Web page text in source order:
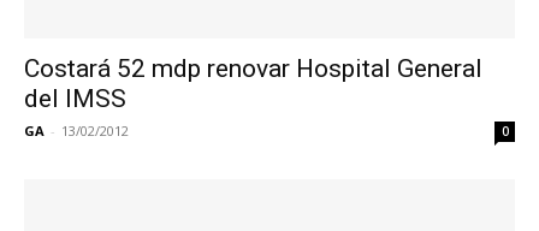
Costará 52 mdp renovar Hospital General
del IMSS
GA - 13/02/2012 0